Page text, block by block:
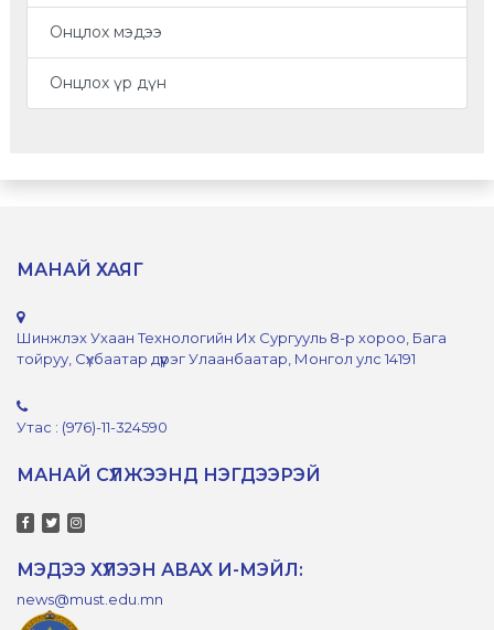
Онцлох мэдээ
Онцлох үр дүн
МАНАЙ ХАЯГ
Шинжлэх Ухаан Технологийн Их Сургууль 8-р хороо, Бага
тойруу, Сүхбаатар дүүрэг Улаанбаатар, Монгол улс 14191
Утас : (976)-11-324590
МАНАЙ СҮЛЖЭЭНД НЭГДЭЭРЭЙ
МЭДЭЭ ХҮЛЭЭН АВАХ И-МЭЙЛ:
news@must.edu.mn